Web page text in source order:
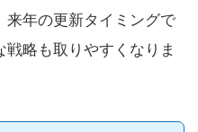
来年の更新タイミングで
略も取りやすくなりま